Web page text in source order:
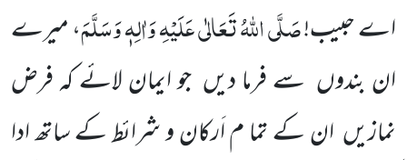
اے حبیب!صَلَّی اللّٰہُ تَعَالٰی عَلَیْہِ وَاٰلِہٖ وَسَلَّمَ، میرے
ان بندوں سے فرما دیں جو ایمان لائے کہ فرض
نمازیں ان کے تما م اَرکان و شرائط کے ساتھ ادا